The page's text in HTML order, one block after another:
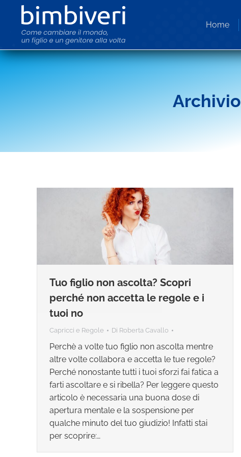
Home
Tuo figlio non ascolta? Scopri
perché non accetta le regole e i
tuoi no
Capricci e Regole Di Roberta Cavallo
Perchè a volte tuo figlio non ascolta mentre
altre volte collabora e accetta le tue regole?
Perché nonostante tutti i tuoi sforzi fai fatica a
farti ascoltare e si ribella? Per leggere questo
articolo è necessaria una buona dose di
apertura mentale e la sospensione per
qualche minuto del tuo giudizio! Infatti stai
per scoprire:…